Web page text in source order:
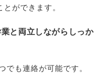
とができます。
と両立しながらしっか
でも連絡が可能です。